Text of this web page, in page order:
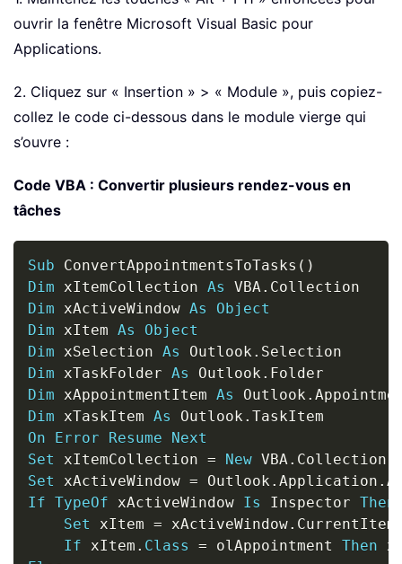
ouvrir la fenêtre Microsoft Visual Basic pour
Applications.
2. Cliquez sur « Insertion » > « Module », puis copiez-
collez le code ci-dessous dans le module vierge qui
s’ouvre :
Code VBA : Convertir plusieurs rendez-vous en
tâches
Sub ConvertAppointmentsToTasks ( )
Dim xItemCollection As VBA.
Dim xActiveWindow As
Object
Dim xItem As
Object
Dim xSelection As Outlook .
Dim xTaskFolder As Outlook .
Dim xAppointmentItem As Outlook .
Dim xTaskItem As Outlook .
On
Error Resume
Next
Set
xItemCollection = New VBA.
Set
xActiveWindow = Outlook . Application .
If TypeOf xActiveWindow Is Inspector Then
Set
xItem = xActiveWindow. CurrentItem
If xItem . Class = olAppointment Then